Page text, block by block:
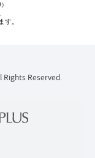
。
Rights Reserved.